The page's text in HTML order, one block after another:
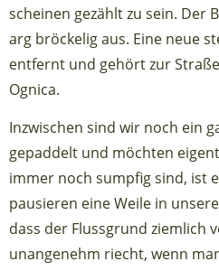
scheinen gezählt zu sein. Der
arg bröckelig aus. Eine neue
entfernt und gehört zur
Ognica.
Inzwischen sind wir noch ein
gepaddelt und möchten
immer noch sumpfig sind, ist
pausieren eine Weile in
dass der Flussgrund ziemlich
unangenehm riecht, wenn